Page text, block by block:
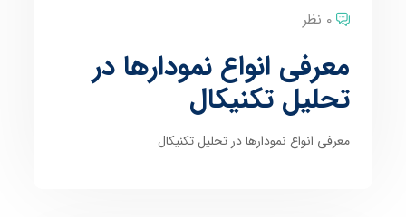
0 نظر
معرفی انواع نمودارها در
تحلیل تکنیکال
معرفی انواع نمودارها در تحلیل تکنیکال